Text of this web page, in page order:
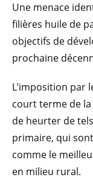
Une menace
filières huile de
objectifs de
prochaine
L’imposition par
court terme de
de heurter de
primaire, qui
comme le
en milieu rural.